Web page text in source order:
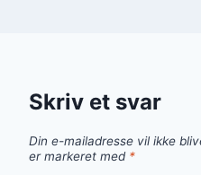
Skriv et svar
Din e-mailadresse vil ikke
er markeret med *